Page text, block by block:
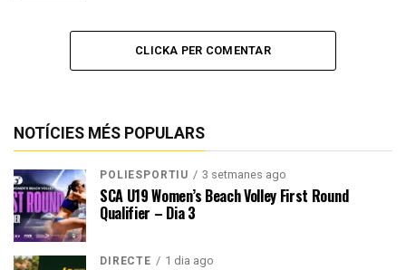
CLICKA PER COMENTAR
NOTÍCIES MÉS POPULARS
POLIESPORTIU 3 setmanes ago
SCA U19 Women’s Beach Volley First Round
Qualifier – Dia 3
DIRECTE 1 dia ago